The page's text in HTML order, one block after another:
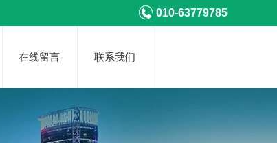
010-63779785
在线留言 联系我们